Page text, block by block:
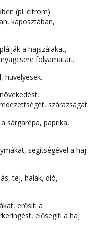
(pl. citrom)
káposztában,
a hajszálakat,
folyamatait.
hüvelyesek.
szárazságát.
sárgarépa, paprika,
segítségével a haj
tej, halak, dió,
erősíti a
elősegíti a haj